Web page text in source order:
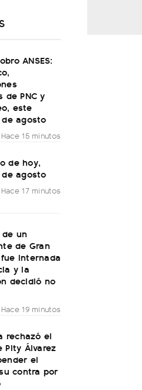
ANSES:
de PNC y
este
agosto
Hace 15 minutos
de hoy,
agosto
Hace 17 minutos
un
de Gran
internada
y la
decidió no
Hace 19 minutos
rechazó el
Pity Álvarez
el
contra por